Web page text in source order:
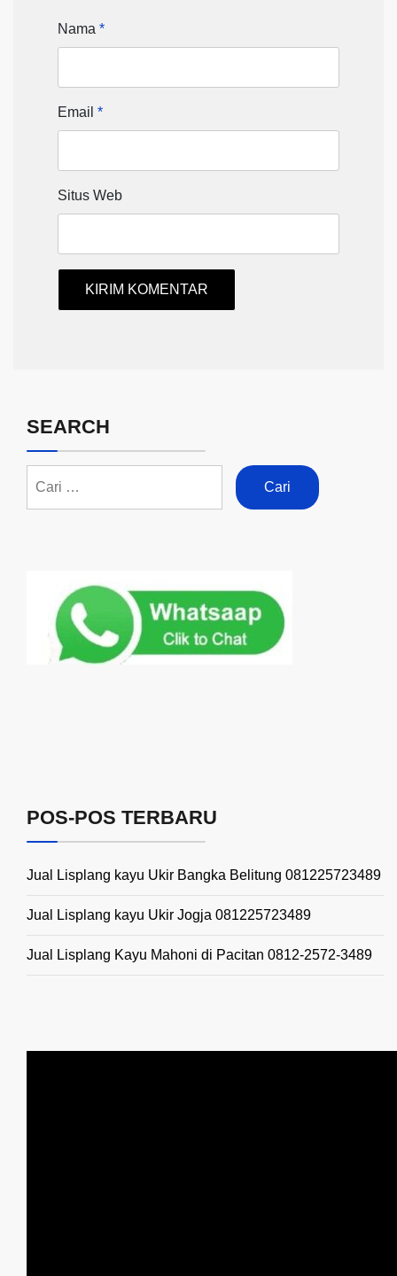
Nama *
Email *
Situs Web
SEARCH
POS-POS TERBARU
Jual Lisplang kayu Ukir Bangka Belitung 081225723489
Jual Lisplang kayu Ukir Jogja 081225723489
Jual Lisplang Kayu Mahoni di Pacitan 0812-2572-3489